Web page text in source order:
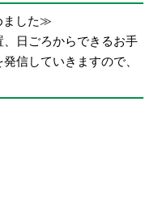
ました≫
日ごろからできるお手
信していきますので、